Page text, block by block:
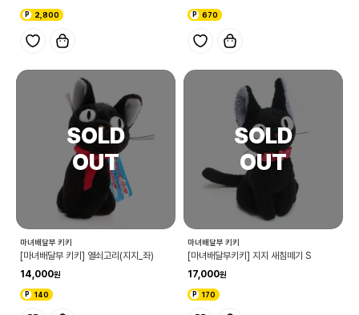
2,800 670
마녀배달부 키키
[마녀배달부 키키] 열쇠고리(지지_좌)
14,000
140
마녀배달부 키키
[마녀배달부키키] 지지 새침떼기 S
17,000
170